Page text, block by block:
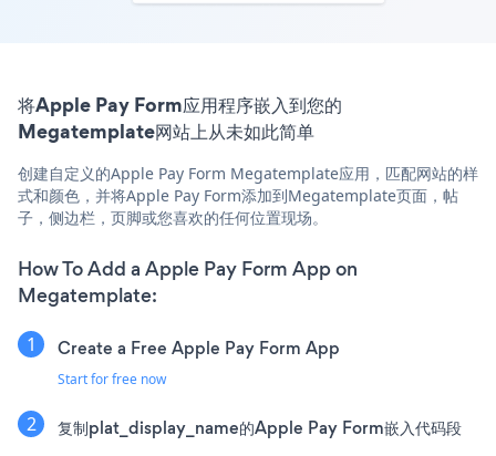
将Apple Pay Form应用程序嵌入到您的
Megatemplate网站上从未如此简单
创建自定义的Apple Pay Form Megatemplate应用，匹配网站的样
式和颜色，并将Apple Pay Form添加到Megatemplate页面，帖
子，侧边栏，页脚或您喜欢的任何位置现场。
How To Add a Apple Pay Form App on
Megatemplate:
Create a Free Apple Pay Form App
Start for free now
复制plat_display_name的Apple Pay Form嵌入代码段